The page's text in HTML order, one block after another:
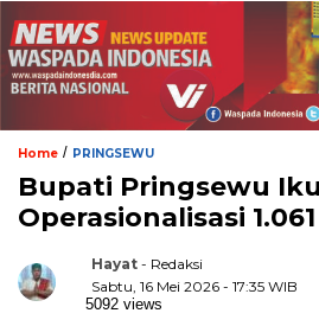
Home / PRINGSEWU
Bupati Pringsewu
Operasionalisasi
Hayat - Redaksi
Sabtu, 16 Mei 2026 - 17:35 WIB
5092 views